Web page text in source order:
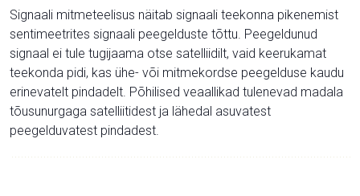
Signaali mitmeteelisus näitab signaali teekonna pikenemist
sentimeetrites signaali peegelduste tõttu. Peegeldunud
signaal ei tule tugijaama otse satelliidilt, vaid keerukamat
teekonda pidi, kas ühe- või mitmekordse peegelduse kaudu
erinevatelt pindadelt. Põhilised veaallikad tulenevad madala
tõusunurgaga satelliitidest ja lähedal asuvatest
peegelduvatest pindadest.